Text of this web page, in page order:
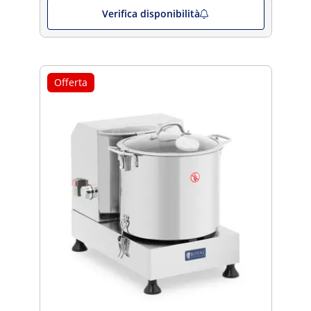
Verifica disponibilità
Offerta